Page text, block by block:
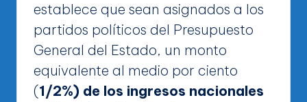
establece que sean asignados a los
partidos políticos del Presupuesto
General del Estado, un monto
equivalente al medio por ciento
(1/2%) de los ingresos nacionales